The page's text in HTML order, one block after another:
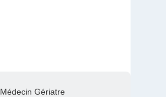
Médecin Gériatre